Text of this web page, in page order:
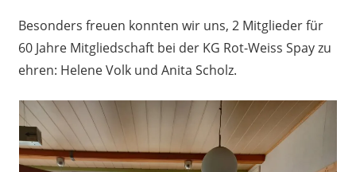
Besonders freuen konnten wir uns, 2 Mitglieder für
60 Jahre Mitgliedschaft bei der KG Rot-Weiss Spay zu
ehren: Helene Volk und Anita Scholz.